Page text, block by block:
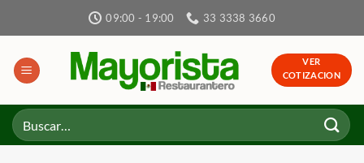
09:00 - 19:00 33 3338 3660
VER
COTIZACION
Buscar
por: